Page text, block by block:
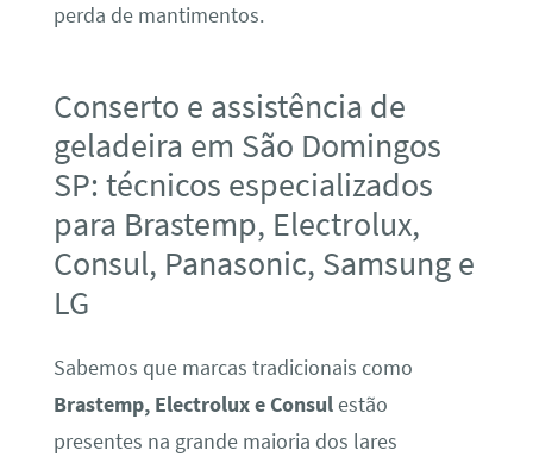
perda de mantimentos.
Conserto e assistência de
geladeira em São Domingos
SP: técnicos especializados
para Brastemp, Electrolux,
Consul, Panasonic, Samsung e
LG
Sabemos que marcas tradicionais como
Brastemp, Electrolux e Consulestão
presentes na grande maioria dos lares